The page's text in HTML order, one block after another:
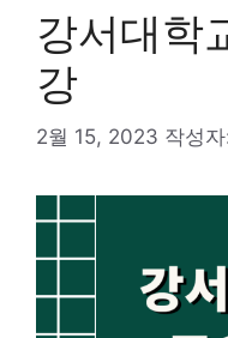
강서대학
강
2월 15, 2023 작성